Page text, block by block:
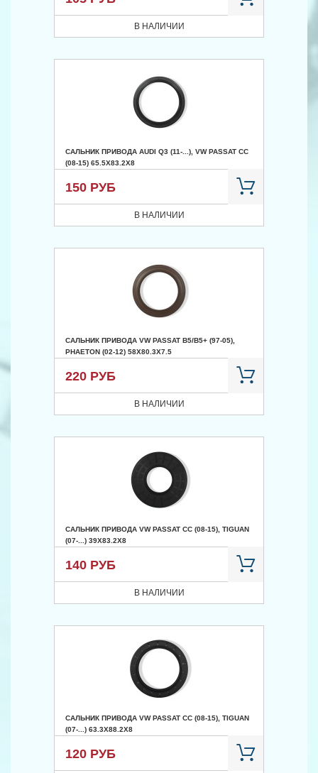
В НАЛИЧИИ
САЛЬНИК ПРИВОДА AUDI Q3 (11-...), VW PASSAT CC
(08-15) 65.5X83.2X8
150 РУБ
В НАЛИЧИИ
САЛЬНИК ПРИВОДА VW PASSAT B5/B5+ (97-05),
PHAETON (02-12) 58X80.3X7.5
220 РУБ
В НАЛИЧИИ
САЛЬНИК ПРИВОДА VW PASSAT CC (08-15), TIGUAN
(07-...) 39X83.2X8
140 РУБ
В НАЛИЧИИ
САЛЬНИК ПРИВОДА VW PASSAT CC (08-15), TIGUAN
(07-...) 63.3X88.2X8
120 РУБ